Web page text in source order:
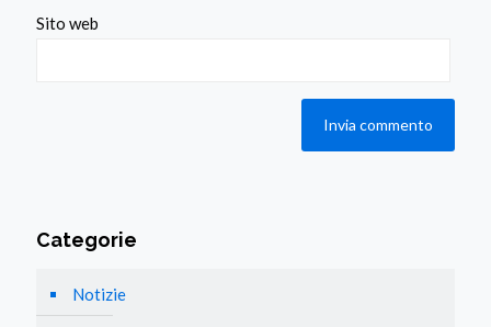
Sito web
Categorie
Notizie